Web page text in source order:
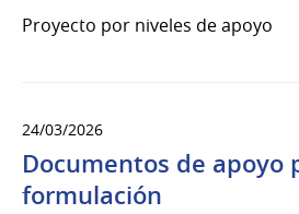
Proyecto por niveles de apoyo
24/03/2026
Documentos de apoyo
formulación